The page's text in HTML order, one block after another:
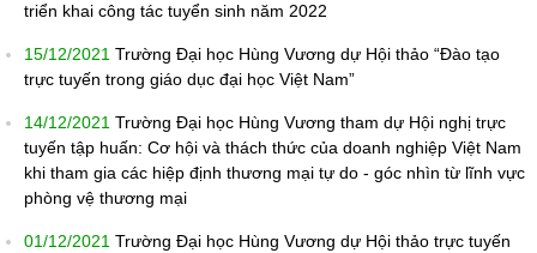
triển khai công tác tuyển sinh năm 2022
15/12/2021 Trường Đại học Hùng Vương dự Hội thảo “Đào tạo
trực tuyến trong giáo dục đại học Việt Nam”
14/12/2021 Trường Đại học Hùng Vương tham dự Hội nghị trực
tuyến tập huấn: Cơ hội và thách thức của doanh nghiệp Việt Nam
khi tham gia các hiệp định thương mại tự do - góc nhìn từ lĩnh vực
phòng vệ thương mại
01/12/2021 Trường Đại học Hùng Vương dự Hội thảo trực tuyến